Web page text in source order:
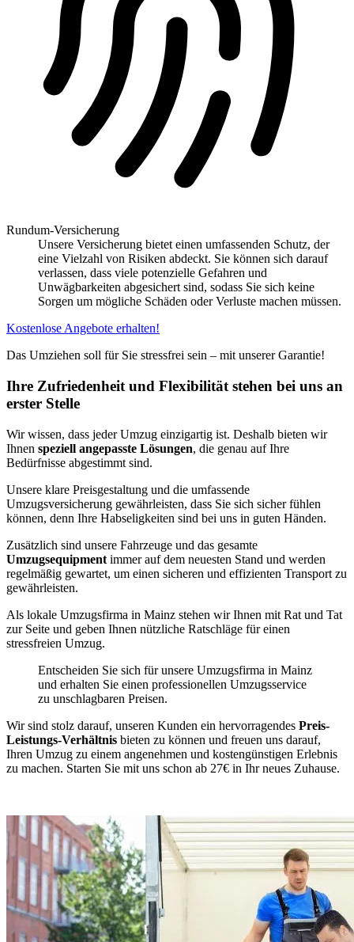
Rundum-Versicherung
Unsere Versicherung bietet einen umfassenden Schutz, der
eine Vielzahl von Risiken abdeckt. Sie können sich darauf
verlassen, dass viele potenzielle Gefahren und
Unwägbarkeiten abgesichert sind, sodass Sie sich keine
Sorgen um mögliche Schäden oder Verluste machen müssen.
Kostenlose Angebote erhalten!
Das Umziehen soll für Sie stressfrei sein – mit unserer Garantie!
Ihre Zufriedenheit und Flexibilität stehen bei uns an
erster Stelle
Wir wissen, dass jeder Umzug einzigartig ist. Deshalb bieten wir
Ihnen speziell angepasste Lösungen, die genau auf Ihre
Bedürfnisse abgestimmt sind.
Unsere klare Preisgestaltung und die umfassende
Umzugsversicherung gewährleisten, dass Sie sich sicher fühlen
können, denn Ihre Habseligkeiten sind bei uns in guten Händen.
Zusätzlich sind unsere Fahrzeuge und das gesamte
Umzugsequipment immer auf dem neuesten Stand und werden
regelmäßig gewartet, um einen sicheren und effizienten Transport zu
gewährleisten.
Als lokale Umzugsfirma in Mainz stehen wir Ihnen mit Rat und Tat
zur Seite und geben Ihnen nützliche Ratschläge für einen
stressfreien Umzug.
Entscheiden Sie sich für unsere Umzugsfirma in Mainz
und erhalten Sie einen professionellen Umzugsservice
zu unschlagbaren Preisen.
Wir sind stolz darauf, unseren Kunden ein hervorragendes Preis-
Leistungs-Verhältnis bieten zu können und freuen uns darauf,
Ihren Umzug zu einem angenehmen und kostengünstigen Erlebnis
zu machen. Starten Sie mit uns schon ab 27€ in Ihr neues Zuhause.